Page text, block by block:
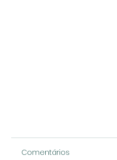
Comentários